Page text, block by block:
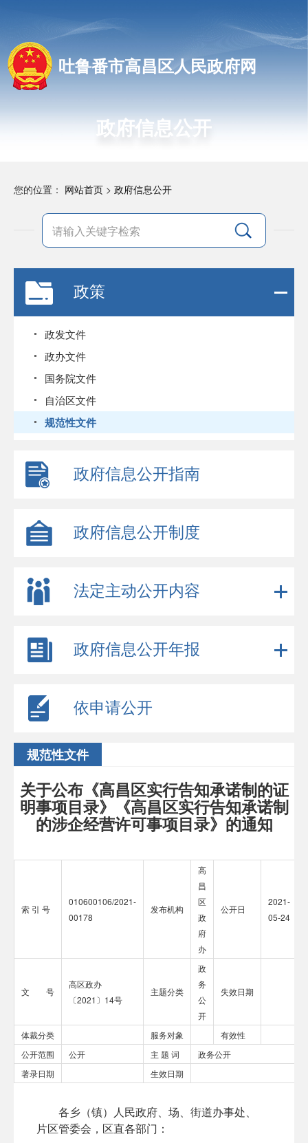
吐鲁番市高昌区人民政府网
政府信息公开
您的位置： 网站首页 > 政府信息公开
政策
政发文件
政办文件
国务院文件
自治区文件
规范性文件
政府信息公开指南
政府信息公开制度
法定主动公开内容
政府信息公开年报
依申请公开
规范性文件
关于公布《高昌区实行告知承诺制的证
明事项目录》《高昌区实行告知承诺制
的涉企经营许可事项目录》的通知
索 引 号
010600106/2021-
00178
发布机构
高
昌
区
政
府
办
公开日
2021-
05-24
文 号
高区政办
〔2021〕14号
主题分类
政
务
公
开
失效日期
体裁分类 服务对象
有效性
公开范围
公开 主 题 词
政务公开
著录日期
生效日期
各乡（镇）人民政府、场、街道办事处、
片区管委会，区直各部门：